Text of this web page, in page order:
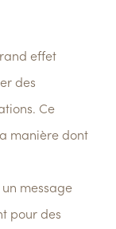
effet
des
. Ce
manière dont
message
pour des